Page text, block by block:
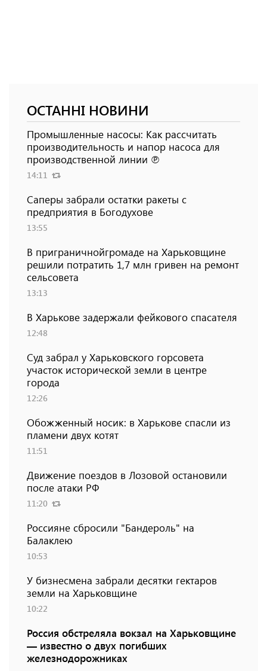
ОСТАННІ НОВИНИ
Промышленные насосы: Как рассчитать
производительность и напор насоса для
производственной линии ℗
14:11
Саперы забрали остатки ракеты с
предприятия в Богодухове
13:55
В приграничнойгромаде на Харьковщине
решили потратить 1,7 млн ​​гривен на ремонт
сельсовета
13:13
В Харькове задержали фейкового спасателя
12:48
Суд забрал у Харьковского горсовета
участок исторической земли в центре
города
12:26
Обожженный носик: в Харькове спасли из
пламени двух котят
11:51
Движение поездов в Лозовой остановили
после атаки РФ
11:20
Россияне сбросили "Бандероль" на
Балаклею
10:53
У бизнесмена забрали десятки гектаров
земли на Харьковщине
10:22
Россия обстреляла вокзал на Харьковщине
— известно о двух погибших
железнодорожниках